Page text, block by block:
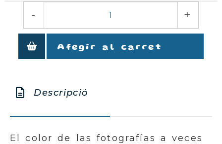
- +
Afegir al carret
Descripció
El color de las fotografías a veces